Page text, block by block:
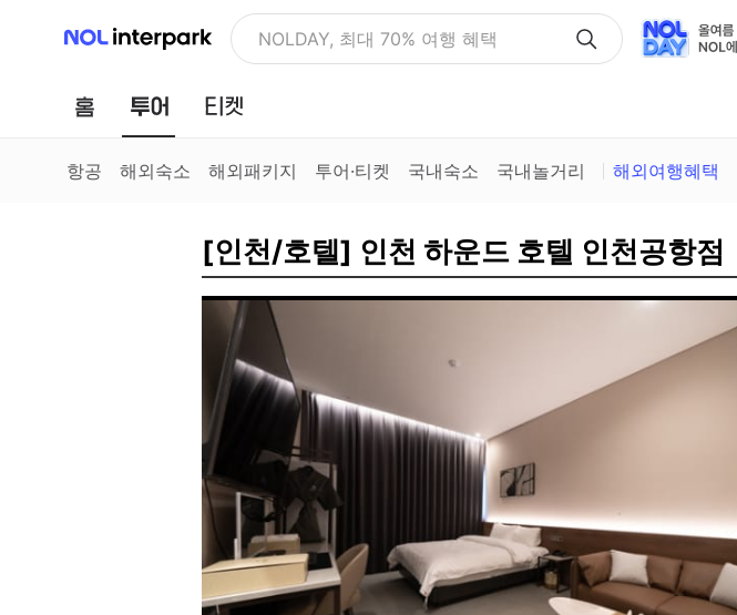
NOL 인터파크 공연과 피크닉을 함께! 반석산피크닉
홈 투어
항공 해외숙소 해외패키지 투어·티켓 국내숙소 국내놀거리 해외여행혜택
[인천/호텔] 인천 하운드 호텔 인천공항점